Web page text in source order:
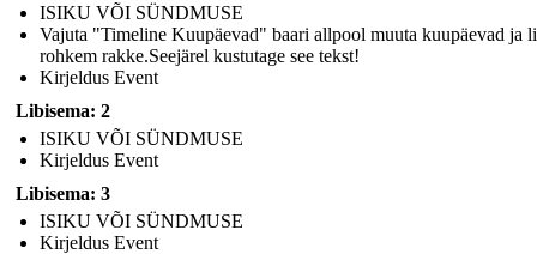
ISIKU VÕI SÜNDMUSE
Vajuta "Timeline Kuupäevad" baari allpool muuta kuupäevad ja
rohkem rakke.Seejärel kustutage see tekst!
Kirjeldus Event
Libisema: 2
ISIKU VÕI SÜNDMUSE
Kirjeldus Event
Libisema: 3
ISIKU VÕI SÜNDMUSE
Kirjeldus Event